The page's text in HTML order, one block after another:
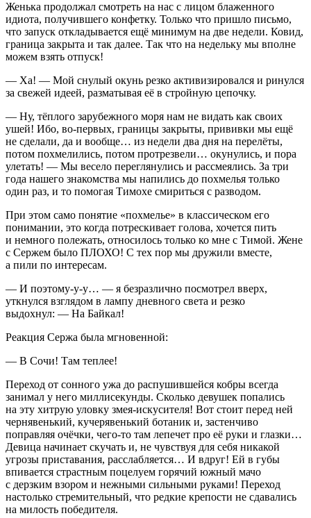
Женька продолжал смотреть на нас с лицом блаженного
идиота, получившего конфетку. Только что пришло письмо,
что запуск откладывается ещё минимум на две недели. Ковид,
граница закрыта и так далее. Так что на недельку мы вполне
можем взять отпуск!
— Ха! — Мой снулый окунь резко активизировался и ринулся
за свежей идеей, разматывая её в стройную цепочку.
— Ну, тёплого зарубежного моря нам не видать как своих
ушей! Ибо, во-первых, границы закрыты, прививки мы ещё
не сделали, да и вообще… из недели два дня на перелёты,
потом похмелились, потом протрезвели… окунулись, и пора
улетать! — Мы весело переглянулись и рассмеялись. За три
года нашего знакомства мы напились до похмелья только
один раз, и то помогая Тимохе смириться с разводом.
При этом само понятие «похмелье» в классическом его
понимании, это когда потрескивает голова, хочется пить
и немного полежать, относилось только ко мне с Тимой. Жене
с Сержем было ПЛОХО! С тех пор мы дружили вместе,
а пили по интересам.
— И поэтому-у-у… — я безразлично посмотрел вверх,
уткнулся взглядом в лампу дневного света и резко
выдохнул: — На Байкал!
Реакция Сержа была мгновенной:
— В Сочи! Там теплее!
Переход от сонного ужа до распушившейся кобры всегда
занимал у него миллисекунды. Сколько девушек попались
на эту хитрую уловку змея-искусителя! Вот стоит перед ней
чернявенький, кучерявенький ботаник и, застенчиво
поправляя очёчки, чего-то там лепечет про её руки и глазки…
Девица начинает скучать и, не чувствуя для себя никакой
угрозы приставания, расслабляется… И вдруг! Ей в губы
впивается страстным поцелуем горячий южный мачо
с дерзким взором и нежными сильными руками! Переход
настолько стремительный, что редкие крепости не сдавались
на милость победителя.